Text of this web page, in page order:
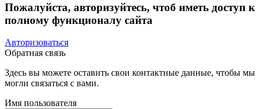
Пожалуйста, авторизуйтесь, чтоб иметь доступ к
полному функционалу сайта
Авторизоваться
Обратная связь
Здесь вы можете оставить свои контактные данные, чтобы мы
могли связаться с вами.
Имя пользователя